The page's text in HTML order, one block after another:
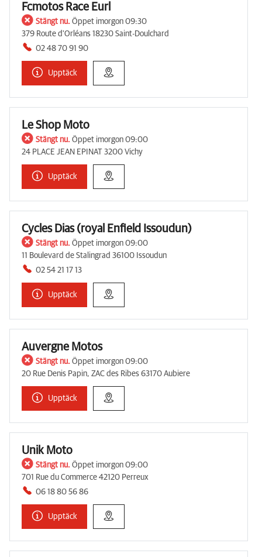
Fcmotos Race Eurl
Stängt nu. Öppet imorgon 09:30
379 Route d'Orléans 18230 Saint-Doulchard
02 48 70 91 90
Upptäck
Le Shop Moto
Stängt nu. Öppet imorgon 09:00
24 PLACE JEAN EPINAT 3200 Vichy
Upptäck
Cycles Dias (royal Enfield Issoudun)
Stängt nu. Öppet imorgon 09:00
11 Boulevard de Stalingrad 36100 Issoudun
02 54 21 17 13
Upptäck
Auvergne Motos
Stängt nu. Öppet imorgon 09:00
20 Rue Denis Papin, ZAC des Ribes 63170 Aubiere
Upptäck
Unik Moto
Stängt nu. Öppet imorgon 09:00
701 Rue du Commerce 42120 Perreux
06 18 80 56 86
Upptäck